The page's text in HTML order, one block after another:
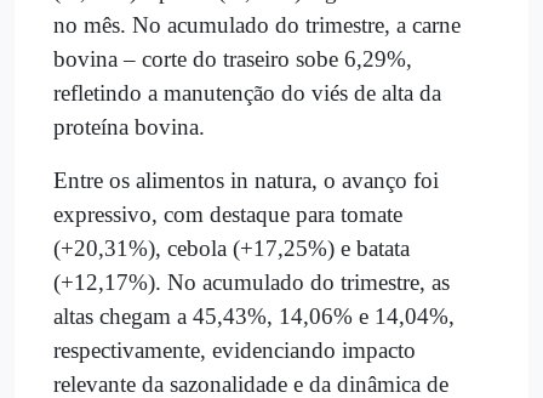
no mês. No acumulado do trimestre, a carne
bovina – corte do traseiro sobe 6,29%,
refletindo a manutenção do viés de alta da
proteína bovina.
Entre os alimentos in natura, o avanço foi
expressivo, com destaque para tomate
(+20,31%), cebola (+17,25%) e batata
(+12,17%). No acumulado do trimestre, as
altas chegam a 45,43%, 14,06% e 14,04%,
respectivamente, evidenciando impacto
relevante da sazonalidade e da dinâmica de